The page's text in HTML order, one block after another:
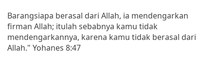
Barangsiapa berasal dari Allah, ia mendengarkan
firman Allah; itulah sebabnya kamu tidak
mendengarkannya, karena kamu tidak berasal dari
Allah." Yohanes 8:47